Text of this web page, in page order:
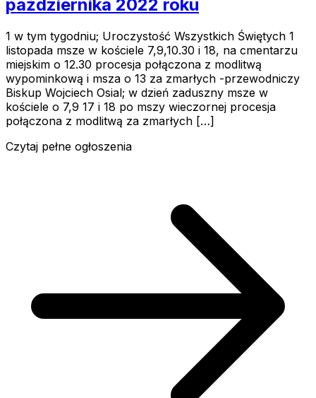
października 2022 roku
1 w tym tygodniu; Uroczystość Wszystkich Świętych 1
listopada msze w kościele 7,9,10.30 i 18, na cmentarzu
miejskim o 12.30 procesja połączona z modlitwą
wypominkową i msza o 13 za zmarłych -przewodniczy
Biskup Wojciech Osial; w dzień zaduszny msze w
kościele o 7,9 17 i 18 po mszy wieczornej procesja
połączona z modlitwą za zmarłych […]
Czytaj pełne ogłoszenia